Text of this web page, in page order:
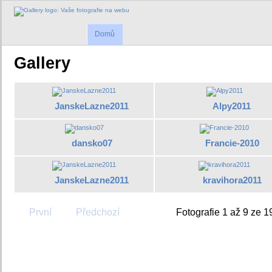
Domů
Gallery
JanskeLazne2011 Alpy2011
dansko07 Francie-2010
JanskeLazne2011 kravihora2011
První Předchozí Fotografie 1 až 9 ze